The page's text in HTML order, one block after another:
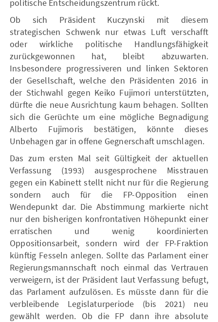
politische Entscheidungszentrum rückt.
Ob sich Präsident Kuczynski mit diesem
strategischen Schwenk nur etwas Luft verschafft
oder wirkliche politische Handlungsfähigkeit
zurückgewonnen hat, bleibt abzuwarten.
Insbesondere progressiveren und linken Sektoren
der Gesellschaft, welche den Präsidenten 2016 in
der Stichwahl gegen Keiko Fujimori unterstützten,
dürfte die neue Ausrichtung kaum behagen. Sollten
sich die Gerüchte um eine mögliche Begnadigung
Alberto Fujimoris bestätigen, könnte dieses
Unbehagen gar in offene Gegnerschaft umschlagen.
Das zum ersten Mal seit Gültigkeit der aktuellen
Verfassung (1993) ausgesprochene Misstrauen
gegen ein Kabinett stellt nicht nur für die Regierung
sondern auch für die FP-Opposition einen
Wendepunkt dar. Die Abstimmung markierte nicht
nur den bisherigen konfrontativen Höhepunkt einer
erratischen und wenig koordinierten
Oppositionsarbeit, sondern wird der FP-Fraktion
künftig Fesseln anlegen. Sollte das Parlament einer
Regierungsmannschaft noch einmal das Vertrauen
verweigern, ist der Präsident laut Verfassung befugt,
das Parlament aufzulösen. Es müsste dann für die
verbleibende Legislaturperiode (bis 2021) neu
gewählt werden. Ob die FP dann ihre absolute